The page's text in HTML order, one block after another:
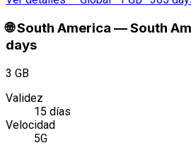
🌐South America —South
days
3 GB
Validez
15 días
Velocidad
5G